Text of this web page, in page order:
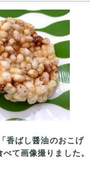
香ばし醤油のおこげ
て画像撮りました。